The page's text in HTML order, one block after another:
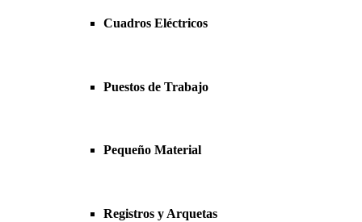
Cuadros Eléctricos
Puestos de Trabajo
Pequeño Material
Registros y Arquetas